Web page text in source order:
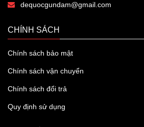
dequocgundam@gmail.com
CHÍNH SÁCH
Chính sách bảo mật
Chính sách vận chuyển
Chính sách đổi trả
Quy định sử dụng